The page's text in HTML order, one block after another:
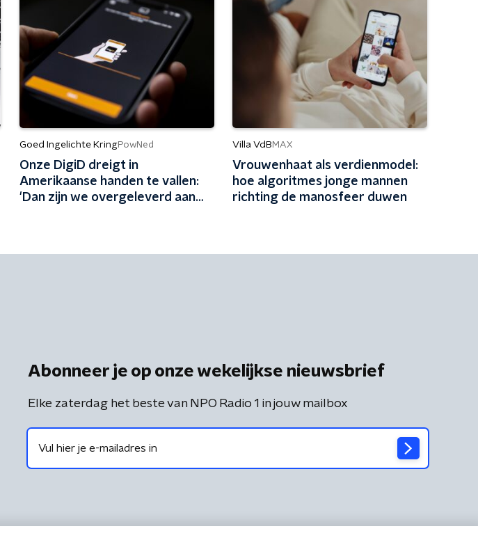
Goed Ingelichte KringPowNed
Onze DigiD dreigt in
Amerikaanse handen te vallen:
'Dan zijn we overgeleverd aan
Villa VdB MAX
Vrouwenhaat als verdienmodel:
hoe algoritmes jonge mannen
richting de manosfeer duwen
Abonneer je op onze wekelijkse nieuwsbrief
Elke zaterdag het beste van NPO Radio 1 in jouw mailbox